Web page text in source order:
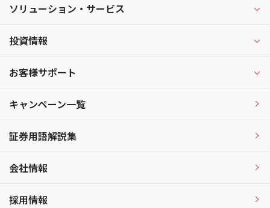
ソリューション・サービス
投資情報
お客様サポート
キャンペーン一覧
証券用語解説集
会社情報
採用情報